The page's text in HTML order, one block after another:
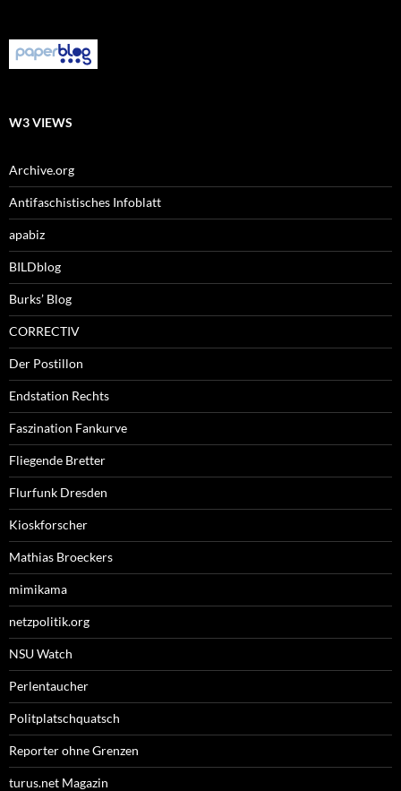
W3 VIEWS
Archive.org
Antifaschistisches Infoblatt
apabiz
BILDblog
Burks’ Blog
CORRECTIV
Der Postillon
Endstation Rechts
Faszination Fankurve
Fliegende Bretter
Flurfunk Dresden
Kioskforscher
Mathias Broeckers
mimikama
netzpolitik.org
NSU Watch
Perlentaucher
Politplatschquatsch
Reporter ohne Grenzen
turus.net Magazin